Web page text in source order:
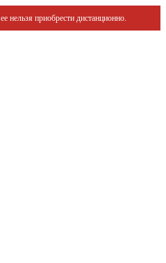
нельзя приобрести дистанционно.